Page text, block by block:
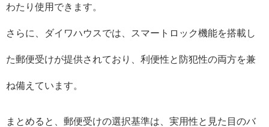
わたり使用できます。
さらに、ダイワハウスでは、スマートロック機能を搭載し
た郵便受けが提供されており、利便性と防犯性の両方を兼
ね備えています。
まとめると、郵便受けの選択基準は、実用性と見た目のバ